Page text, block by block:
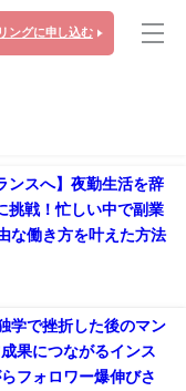
ングに申し込む
ンスへ】夜勤生活を辞
挑戦！忙しい中で副業
な働き方を叶えた方法
学で挫折した後のマン
果につながるインス
フォロワー爆伸びさ